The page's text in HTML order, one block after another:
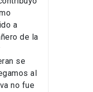
a
de la
se
al
no fue